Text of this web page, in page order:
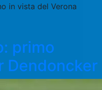
in vista del Verona
primo
Dendoncker